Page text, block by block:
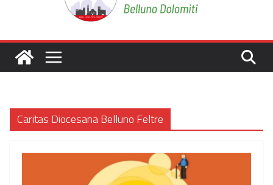
Caritas Diocesana Belluno Feltre